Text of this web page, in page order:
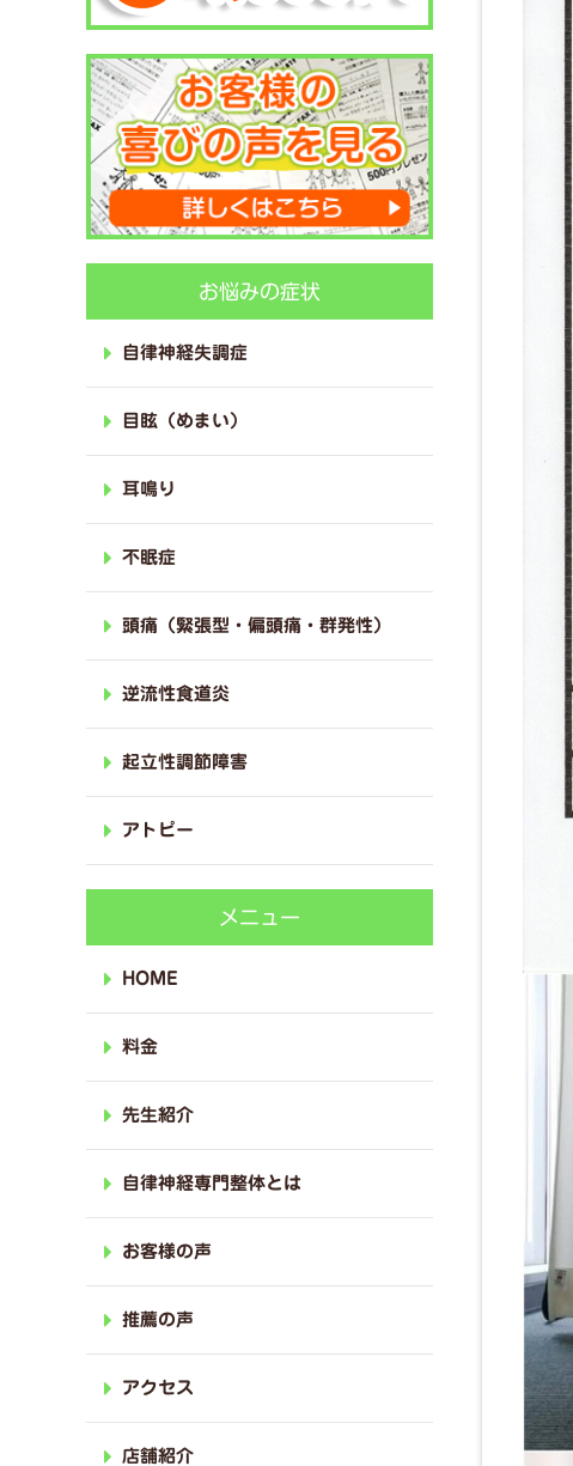
お悩みの症状
自律神経失調症
目眩（めまい）
耳鳴り
不眠症
頭痛（緊張型・偏頭痛・群発性）
逆流性食道炎
起立性調節障害
アトピー
メニュー
HOME
料金
先生紹介
自律神経専門整体とは
お客様の声
推薦の声
アクセス
店舗紹介